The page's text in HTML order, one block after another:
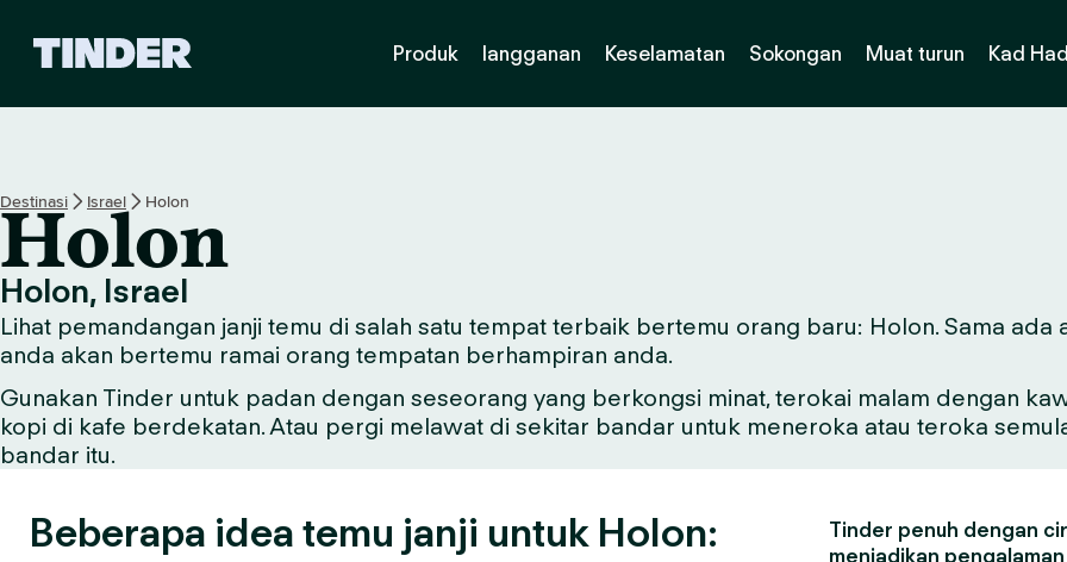
U
t
a
T
n
d
Produk langganan Keselamatan Sokongan Muat turun Kad
Destinasi Israel Holon
Holon
Holon, Israel
Lihat pemandangan janji temu di salah satu tempat terbaik bertemu orang baru: Holon. Sama ada
anda akan bertemu ramai orang tempatan berhampiran anda.
Gunakan Tinder untuk padan dengan seseorang yang berkongsi minat, terokai malam dengan
kopi di kafe berdekatan. Atau pergi melawat di sekitar bandar untuk meneroka atau teroka
bandar itu.
Beberapa idea temu janji untuk Holon:
Tinder penuh dengan
menjadikan